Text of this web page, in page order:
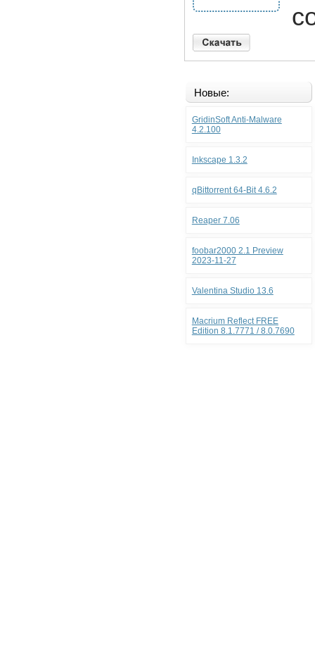
Новые:
GridinSoft Anti-Malware
4.2.100
Inkscape 1.3.2
qBittorrent 64-Bit 4.6.2
Reaper 7.06
foobar2000 2.1 Preview
2023-11-27
Valentina Studio 13.6
Macrium Reflect FREE
Edition 8.1.7771 / 8.0.7690